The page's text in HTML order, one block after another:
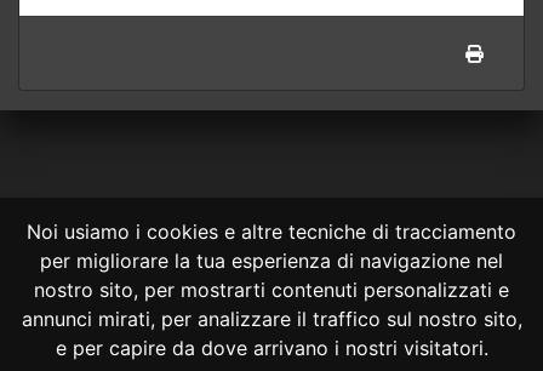
Noi usiamo i cookies e altre tecniche di tracciamento
per migliorare la tua esperienza di navigazione nel
nostro sito, per mostrarti contenuti personalizzati e
annunci mirati, per analizzare il traffico sul nostro sito,
e per capire da dove arrivano i nostri visitatori.
CONSULTA ONLINE DAL 1995 -NOTE LEGALI
Consulta OnLine non ha prodotto e non è responsabile per i contenuti e
le informazioni legali di siti collegati.